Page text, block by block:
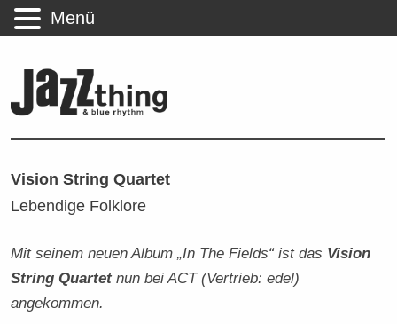
Vision String Quartet
Lebendige Folklore
Mit seinem neuen Album „In The Fields“ ist das Vision
String Quartetnun bei ACT (Vertrieb: edel)
angekommen.
Menü